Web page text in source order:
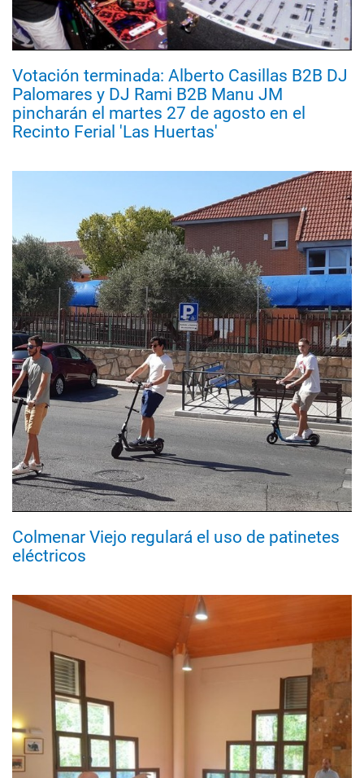
Votación terminada: Alberto Casillas B2B DJ
Palomares y DJ Rami B2B Manu JM
pincharán el martes 27 de agosto en el
Recinto Ferial 'Las Huertas'
Colmenar Viejo regulará el uso de patinetes
eléctricos